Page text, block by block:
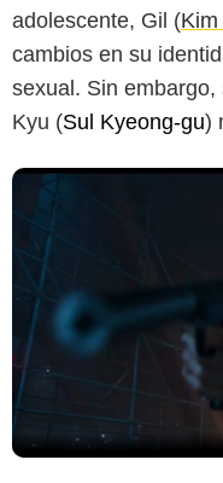
adolescente, Gil (Kim
cambios en su
sexual. Sin
Kyu (Sul Kyeong-gu)